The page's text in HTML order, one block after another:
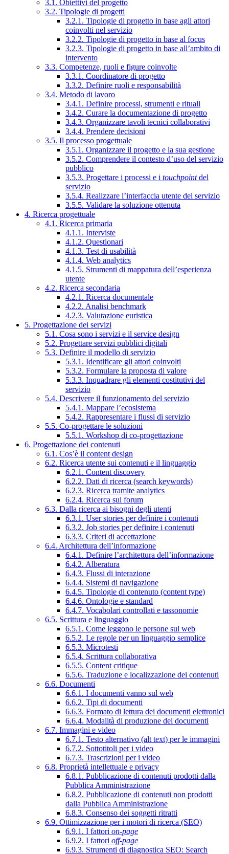
3.1. Obiettivi del progetto
3.2. Tipologie di progetti
3.2.1. Tipologie di progetto in base agli attori
coinvolti nel servizio
3.2.2. Tipologie di progetto in base al focus
3.2.3. Tipologie di progetto in base all’ambito di
intervento
3.3. Competenze, ruoli e figure coinvolte
3.3.1. Coordinatore di progetto
3.3.2. Definire ruoli e responsabilità
3.4. Metodo di lavoro
3.4.1. Definire processi, strumenti e rituali
3.4.2. Curare la documentazione di progetto
3.4.3. Organizzare tavoli tecnici collaborativi
3.4.4. Prendere decisioni
3.5. Il processo progettuale
3.5.1. Organizzare il progetto e la sua gestione
3.5.2. Comprendere il contesto d’uso del servizio
pubblico
3.5.3. Progettare i processi e i touchpointdel
servizio
3.5.4. Realizzare l’interfaccia utente del servizio
3.5.5. Validare la soluzione ottenuta
4. Ricerca progettuale
4.1. Ricerca primaria
4.1.1. Interviste
4.1.2. Questionari
4.1.3. Test di usabilità
4.1.4. Web analytics
4.1.5. Strumenti di mappatura dell’esperienza
utente
4.2. Ricerca secondaria
4.2.1. Ricerca documentale
4.2.2. Analisi benchmark
4.2.3. Valutazione euristica
5. Progettazione dei servizi
5.1. Cosa sono i servizi e il service design
5.2. Progettare servizi pubblici digitali
5.3. Definire il modello di servizio
5.3.1. Identificare gli attori coinvolti
5.3.2. Formulare la proposta di valore
5.3.3. Inquadrare gli elementi costitutivi del
servizio
5.4. Descrivere il funzionamento del servizio
5.4.1. Mappare l’ecosistema
5.4.2. Rappresentare i flussi di servizio
5.5. Co-progettare le soluzioni
5.5.1. Workshop di co-progettazione
6. Progettazione dei contenuti
6.1. Cos’è il content design
6.2. Ricerca utente sui contenuti e il linguaggio
6.2.1. Content discovery
6.2.2. Dati di ricerca (search keywords)
6.2.3. Ricerca tramite analytics
6.2.4. Ricerca sui forum
6.3. Dalla ricerca ai bisogni degli utenti
6.3.1. User stories per definire i contenuti
6.3.2. Job stories per definire i contenuti
6.3.3. Criteri di accettazione
6.4. Architettura dell’informazione
6.4.1. Definire l’architettura dell’informazione
6.4.2. Alberatura
6.4.3. Flussi di interazione
6.4.4. Sistemi di navigazione
6.4.5. Tipologie di contenuto (content type)
6.4.6. Ontologie e standard
6.4.7. Vocabolari controllati e tassonomie
6.5. Scrittura e linguaggio
6.5.1. Come leggono le persone sul web
6.5.2. Le regole per un linguaggio semplice
6.5.3. Microtesti
6.5.4. Scrittura collaborativa
6.5.5. Content critique
6.5.6. Traduzione e localizzazione dei contenuti
6.6. Documenti
6.6.1. I documenti vanno sul web
6.6.2. Tipi di documenti
6.6.3. Formato di lettura dei documenti elettronici
6.6.4. Modalità di produzione dei documenti
6.7. Immagini e video
6.7.1. Testo alternativo (alt text) per le immagini
6.7.2. Sottotitoli per i video
6.7.3. Trascrizioni per i video
6.8. Proprietà intellettuale e privacy
6.8.1. Pubblicazione di contenuti prodotti dalla
Pubblica Amministrazione
6.8.2. Pubblicazione di contenuti non prodotti
dalla Pubblica Amministrazione
6.8.3. Consenso dei soggetti ritratti
6.9. Ottimizzazione per i motori di ricerca (SEO)
6.9.1. I fattori on-page
6.9.2. I fattori off-page
6.9.3. Strumenti di diagnostica SEO: Search